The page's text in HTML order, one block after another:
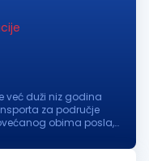
već duži niz godina
za područje
obima posla,